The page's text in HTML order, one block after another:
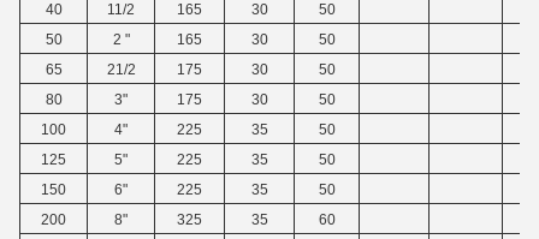
40
11/2 165 30 50
50
2 " 165 30 50
65
21/2 175 30 50
80
3" 175 30 50
100
4" 225 35 50
125
5" 225 35 50
150
6" 225 35 50
200
8" 325 35
60